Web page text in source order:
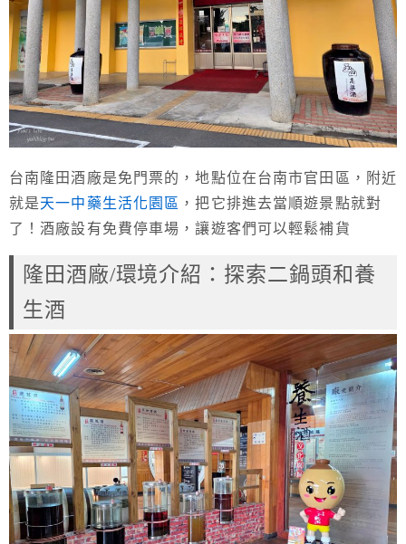
台南隆田酒廠是免門票的，地點位在台南市官田區，附近
就是天一中藥生活化園區 ，把它排進去當順遊景點就對
了！酒廠設有免費停車場，讓遊客們可以輕鬆補貨
隆田酒廠/環境介紹：探索二鍋頭和養
生酒